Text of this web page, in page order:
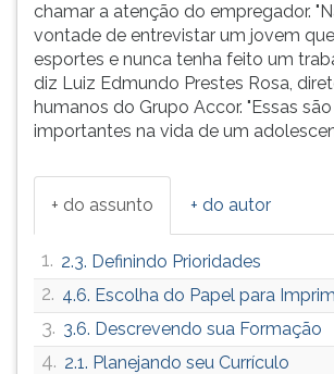
chamar a atenção do empregador.
vontade de entrevistar um jovem
esportes e nunca tenha feito um
diz Luiz Edmundo Prestes Rosa,
humanos do Grupo Accor. "Essas
importantes na vida de um
+ do assunto + do autor
1. 2.3. Definindo Prioridades
2. 4.6. Escolha do Papel para
3. 3.6. Descrevendo sua Formação
4. 2.1. Planejando seu Currículo